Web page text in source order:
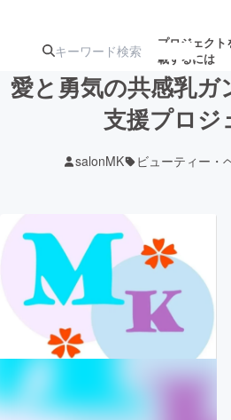
プロジェクト
載するには
ターン
ジェクト
アート・写真
テクノロジー・ガジェット
映像・映画
ビジネス・起業
愛と勇気の共感乳ガ
支援プロジ
salonMK ビューティー・